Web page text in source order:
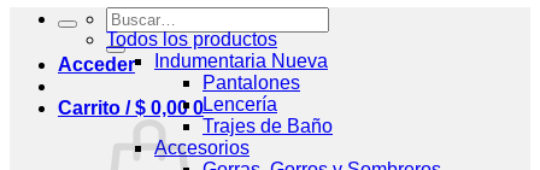
Buscar
por:
Acceder
Carrito /$ 0,00 0
Todos los productos
Indumentaria Nueva
Pantalones
Lencería
Trajes de Baño
Accesorios